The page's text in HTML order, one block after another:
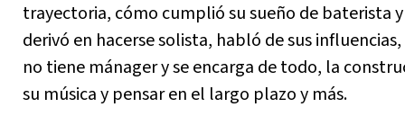
trayectoria, cómo cumplió su sueño de baterista
derivó en hacerse solista, habló de sus
no tiene mánager y se encarga de todo, la
su música y pensar en el largo plazo y más.